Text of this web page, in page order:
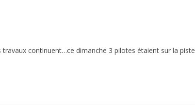
continuent…ce dimanche 3 pilotes étaient sur la piste